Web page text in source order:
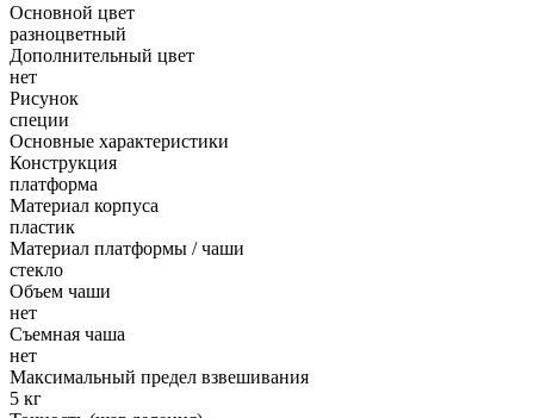
Основной цвет
разноцветный
Дополнительный цвет
нет
Рисунок
специи
Основные характеристики
Конструкция
платформа
Материал корпуса
пластик
Материал платформы / чаши
стекло
Объем чаши
нет
Съемная чаша
нет
Максимальный предел взвешивания
5 кг